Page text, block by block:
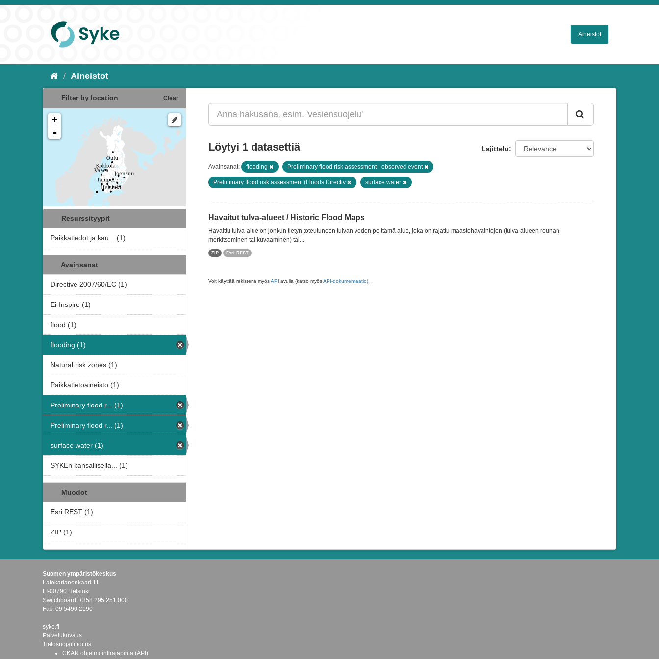
Aineistot
Aineistot
Filter by location Clear
+
-
Resurssityypit
Paikkatiedot ja kau... (1)
Avainsanat
Directive 2007/60/EC (1)
Ei-Inspire (1)
flood (1)
flooding (1)
Natural risk zones (1)
Paikkatietoaineisto (1)
Preliminary flood r... (1)
Preliminary flood r... (1)
surface water (1)
SYKEn kansallisella... (1)
Muodot
Esri REST (1)
ZIP (1)
Lajittelu
Löytyi 1 datasettiä
Avainsanat: flooding Preliminary flood risk assessment - observed event
Preliminary flood risk assessment (Floods Directiv surface water
Havaitut tulva-alueet / Historic Flood Maps
Havaittu tulva-alue on jonkun tietyn toteutuneen tulvan veden peittämä alue, joka on rajattu maastohavaintojen (tulva-alueen reunan
merkitseminen tai kuvaaminen) tai...
ZIP Esri REST
Voit käyttää rekisteriä myösAPI avulla (katso myösAPI-dokumentaatio).
Suomen ympäristökeskus
Latokartanonkaari 11
FI-00790 Helsinki
Switchboard: +358 295 251 000
Fax: 09 5490 2190
syke.fi
Palvelukuvaus
Tietosuojailmoitus
CKAN ohjelmointirajapinta (API)